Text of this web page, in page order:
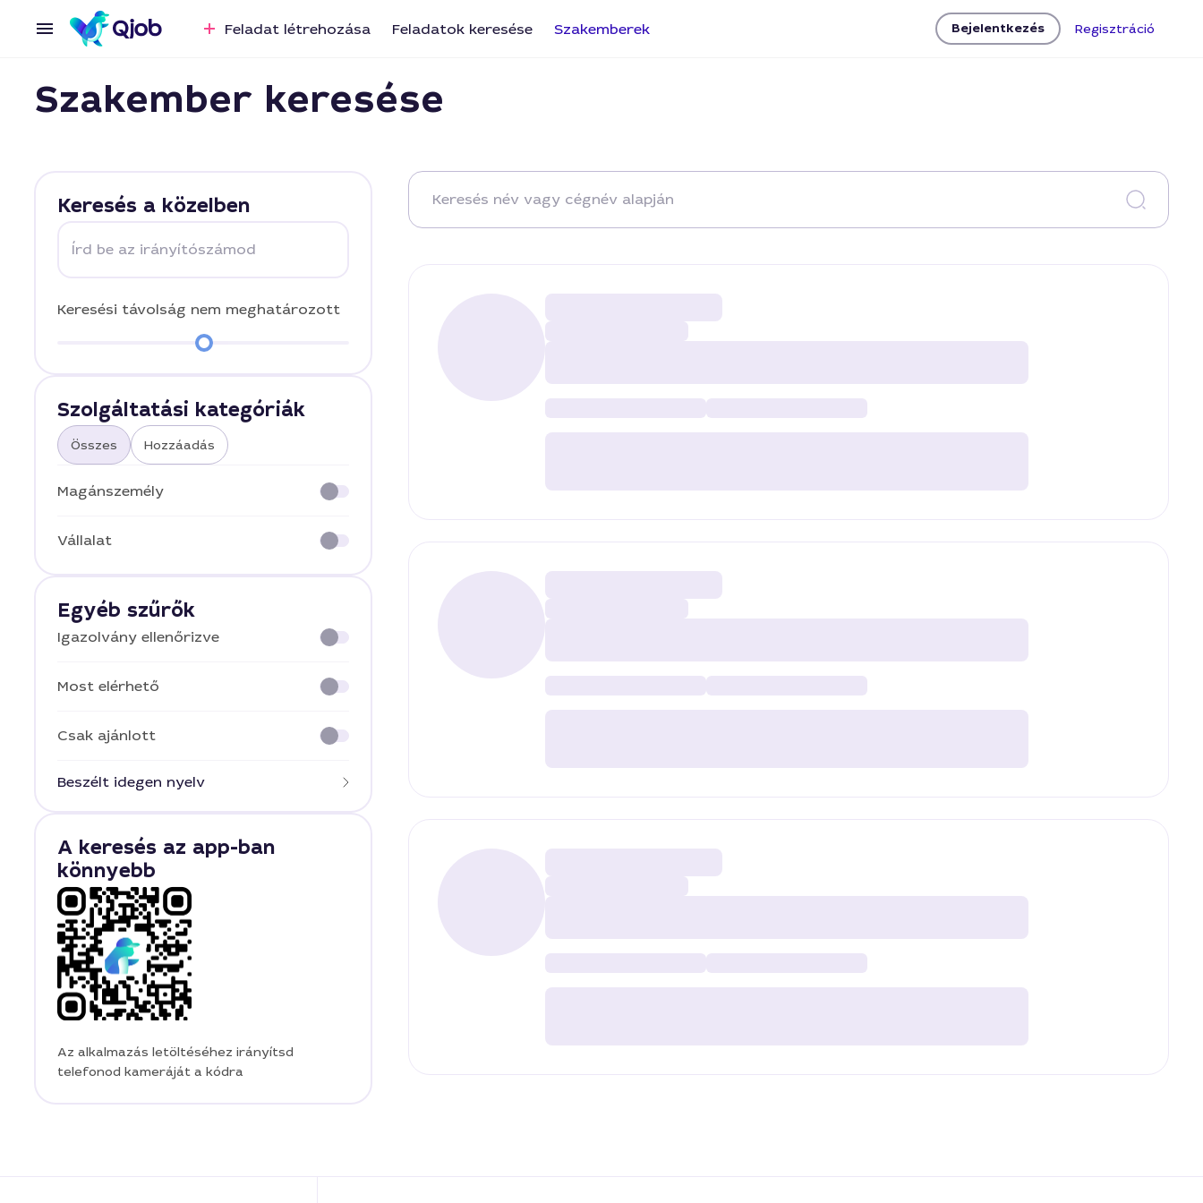
Feladat létrehozása Feladatok keresése Szakemberek Bejelentkezés Regisztráció
Szakember keresése
Keresés a közelben
Írd be az irányítószámod
Keresési távolság nem meghatározott
Szolgáltatási kategóriák
Összes Hozzáadás
Magánszemély
Vállalat
Egyéb szűrők
Igazolvány ellenőrizve
Most elérhető
Csak ajánlott
Beszélt idegen nyelv
A keresés az app-ban
könnyebb
Az alkalmazás letöltéséhez irányítsd
telefonod kameráját a kódra